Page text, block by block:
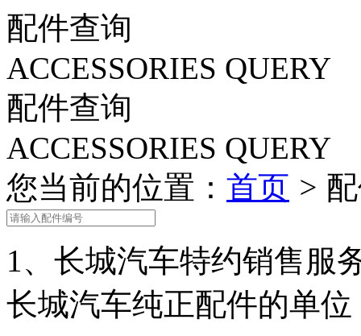
配件查询
ACCESSORIES QUERY
配件查询
ACCESSORIES QUERY
您当前的位置： 首页 >
1、 长城汽车特约销售服
长城汽车纯正配件的单位